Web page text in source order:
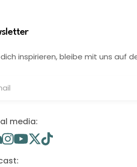
dich inspirieren, bleibe mit uns auf
media: